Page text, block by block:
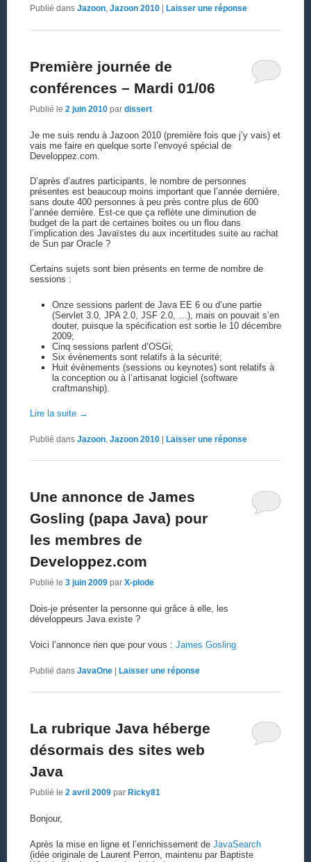
Publié dans Jazoon, Jazoon 2010 Laisser une réponse
Première journée de
conférences – Mardi 01/06
Publié le 2 juin 2010 par dissert
Je me suis rendu à Jazoon 2010 (première fois que j’y vais) et
vais me faire en quelque sorte l’envoyé spécial de
Developpez.com.
D’après d’autres participants, le nombre de personnes
présentes est beaucoup moins important que l’année dernière,
sans doute 400 personnes à peu près contre plus de 600
l’année dernière. Est-ce que ça reflète une diminution de
budget de la part de certaines boites ou un flou dans
l’implication des Javaïstes du aux incertitudes suite au rachat
de Sun par Oracle ?
Certains sujets sont bien présents en terme de nombre de
sessions :
Onze sessions parlent de Java EE 6 ou d’une partie
(Servlet 3.0, JPA 2.0, JSF 2.0, …), mais on pouvait s’en
douter, puisque la spécification est sortie le 10 décembre
2009;
Cinq sessions parlent d’OSGi;
Six évènements sont relatifs à la sécurité;
Huit évènements (sessions ou keynotes) sont relatifs à
la conception ou à l’artisanat logiciel (software
craftmanship).
Lire la suite →
Publié dans Jazoon, Jazoon 2010 | Laisser une réponse
Une annonce de James
Gosling (papa Java) pour
les membres de
Developpez.com
Publié le 3 juin 2009 par X-plode
Dois-je présenter la personne qui grâce à elle, les
développeurs Java existe ?
Voici l’annonce rien que pour vous : James Gosling
Publié dans JavaOne | Laisser une réponse
La rubrique Java héberge
désormais des sites web
Java
Publié le 2 avril 2009 par Ricky81
Bonjour,
Après la mise en ligne et l’enrichissement de JavaSearch
(idée originale de Laurent Perron, maintenu par Baptiste